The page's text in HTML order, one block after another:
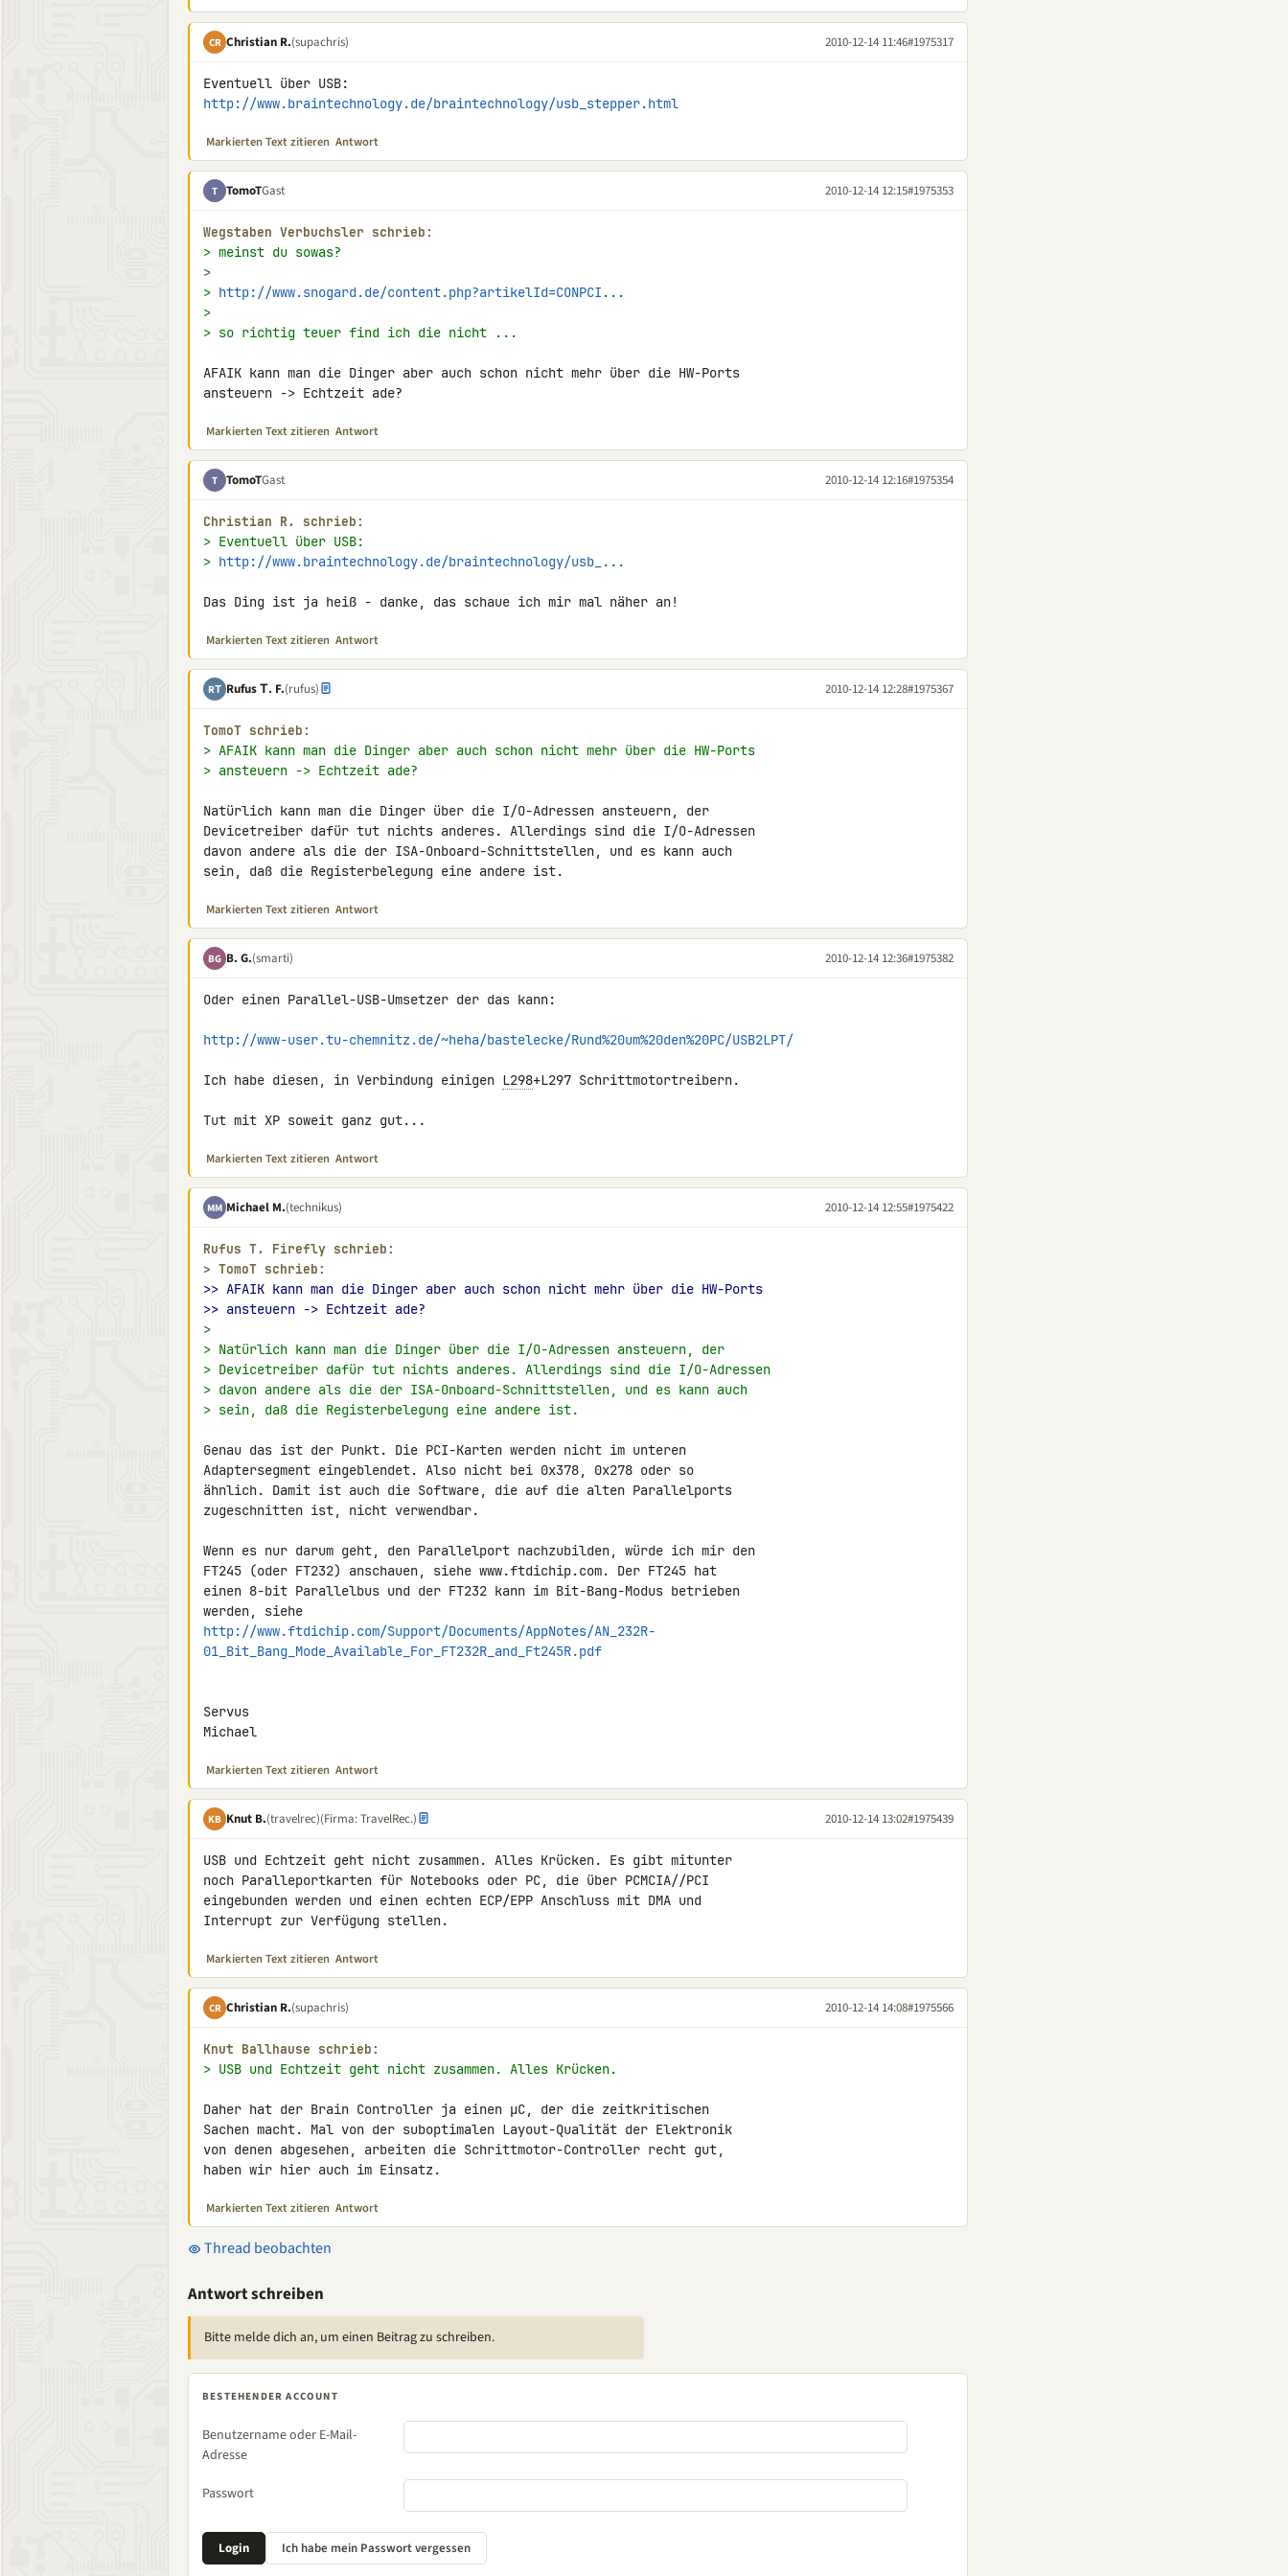
CR Christian R.(supachris) 2010-12-14 11:46#1975317
http://www.braintechnology.de/braintechnology/usb_stepper.html
Markierten Text zitieren Antwort
T TomoTGast 2010-12-14 12:15#1975353
Wegstaben Verbuchsler schrieb:
> meinst du sowas?
>
> http://www.snogard.de/content.php?artikelId=CONPCI ...
>
> so richtig teuer find ich die nicht ...
AFAIK kann man die Dinger aber auch schon nicht mehr über die HW-Ports
ansteuern -> Echtzeit ade?
Markierten Text zitieren Antwort
T TomoTGast 2010-12-14 12:16#1975354
Christian R. schrieb:
> Eventuell über USB:
> http://www.braintechnology.de/braintechnology/usb_ ...
Das Ding ist ja heiß - danke, das schaue ich mir mal näher an!
Markierten Text zitieren Antwort
RΤ Rufus Τ. F.(rufus) 2010-12-14 12:28#1975367
TomoT schrieb:
> AFAIK kann man die Dinger aber auch schon nicht mehr über die HW-Ports
> ansteuern -> Echtzeit ade?
Natürlich kann man die Dinger über die I/O-Adressen ansteuern, der
Devicetreiber dafür tut nichts anderes. Allerdings sind die I/O-Adressen
davon andere als die der ISA-Onboard-Schnittstellen, und es kann auch
sein, daß die Registerbelegung eine andere ist.
Markierten Text zitieren Antwort
BG B. G.(smarti) 2010-12-14 12:36#1975382
Oder einen Parallel-USB-Umsetzer der das kann:
http://www-user.tu-chemnitz.de/~heha/bastelecke/Rund%20um%20den%20PC/USB2LPT/
Ich habe diesen, in Verbindung einigen L298+L297 Schrittmotortreibern.
Tut mit XP soweit ganz gut...
Markierten Text zitieren Antwort
MM Michael M.(technikus) 2010-12-14 12:55#1975422
Rufus Τ. Firefly schrieb:
> TomoT schrieb:
>> AFAIK kann man die Dinger aber auch schon nicht mehr über die HW-Ports
>> ansteuern -> Echtzeit ade?
>
> Natürlich kann man die Dinger über die I/O-Adressen ansteuern, der
> Devicetreiber dafür tut nichts anderes. Allerdings sind die I/O-Adressen
> davon andere als die der ISA-Onboard-Schnittstellen, und es kann auch
> sein, daß die Registerbelegung eine andere ist.
Genau das ist der Punkt. Die PCI-Karten werden nicht im unteren
Adaptersegment eingeblendet. Also nicht bei 0x378, 0x278 oder so
ähnlich. Damit ist auch die Software, die auf die alten Parallelports
zugeschnitten ist, nicht verwendbar.
Wenn es nur darum geht, den Parallelport nachzubilden, würde ich mir den
FT245 (oder FT232) anschauen, siehe www.ftdichip.com. Der FT245 hat
einen 8-bit Parallelbus und der FT232 kann im Bit-Bang-Modus betrieben
http://www.ftdichip.com/Support/Documents/AppNotes/AN_232R-
01_Bit_Bang_Mode_Available_For_FT232R_and_Ft245R.pdf
Servus
Michael
Markierten Text zitieren Antwort
KB Knut B.(travelrec)(Firma: TravelRec.) 2010-12-14 13:02#1975439
USB und Echtzeit geht nicht zusammen. Alles Krücken. Es gibt mitunter
noch Paralleportkarten für Notebooks oder PC, die über PCMCIA//PCI
eingebunden werden und einen echten ECP/EPP Anschluss mit DMA und
Interrupt zur Verfügung stellen.
Markierten Text zitieren Antwort
CR Christian R.(supachris) 2010-12-14 14:08#1975566
Knut Ballhause schrieb:
> USB und Echtzeit geht nicht zusammen. Alles Krücken.
Daher hat der Brain Controller ja einen µC, der die zeitkritischen
Sachen macht. Mal von der suboptimalen Layout-Qualität der Elektronik
von denen abgesehen, arbeiten die Schrittmotor-Controller recht gut,
haben wir hier auch im Einsatz.
Markierten Text zitieren Antwort
Thread beobachten
Antwort schreiben
Bitte melde dich an, um einen Beitrag zu schreiben.
BESTEHENDER ACCOUNT
Benutzername oder E-Mail-
Adresse
Passwort